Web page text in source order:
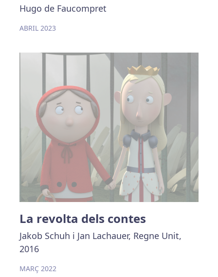
Hugo de Faucompret
ABRIL 2023
La revolta dels contes
Jakob Schuh i Jan Lachauer, Regne Unit,
2016
MARÇ 2022